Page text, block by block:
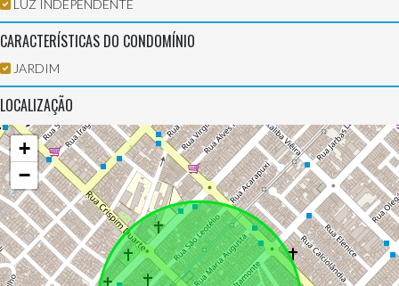
LUZ INDEPENDENTE
CARACTERÍSTICAS DO CONDOMÍNIO
JARDIM
LOCALIZAÇÃO
+
−